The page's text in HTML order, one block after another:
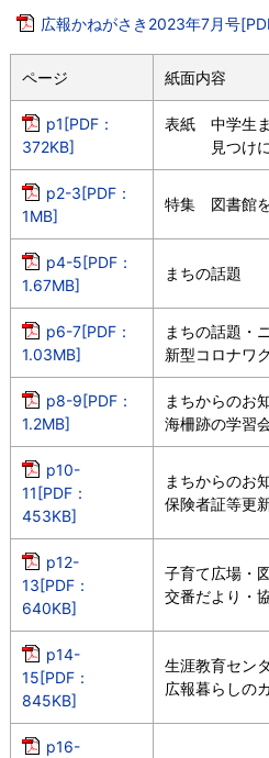
広報かねがさき2023年7月号
ページ 紙面内容
p1[PDF：
372KB]
表紙 中学生
見つけに行
p2-3[PDF：
1MB]
特集 図書館
p4-5[PDF：
1.67MB]
まちの話題
p6-7[PDF：
1.03MB]
まちの話題・
新型コロナワ
p8-9[PDF：
1.2MB]
まちからのお
海柵跡の学習
p10-
11[PDF：
453KB]
まちからのお
保険者証等更
p12-
13[PDF：
640KB]
子育て広場・
交番だより・
p14-
15[PDF：
845KB]
生涯教育セン
広報暮らしの
p16-